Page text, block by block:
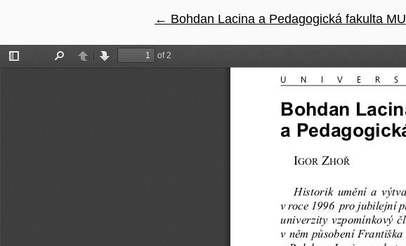
← Návrat na podrobnosti článku
Bohdan Lacina a Pedagogická fakulta MU